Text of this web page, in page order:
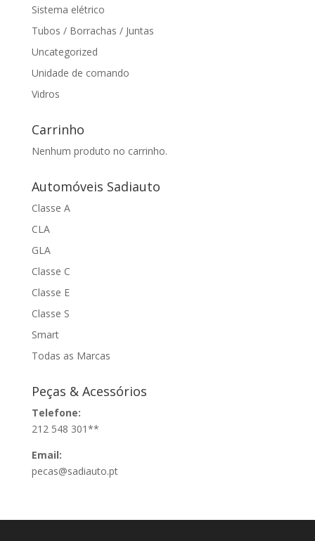
Sistema elétrico
Tubos / Borrachas / Juntas
Uncategorized
Unidade de comando
Vidros
Carrinho
Nenhum produto no carrinho.
Automóveis Sadiauto
Classe A
CLA
GLA
Classe C
Classe E
Classe S
Smart
Todas as Marcas
Peças & Acessórios
Telefone:
212 548 301**
Email:
pecas@sadiauto.pt